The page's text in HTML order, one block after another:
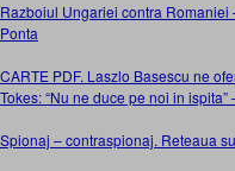
Razboiul Ungariei contra Romaniei
Ponta
CARTE PDF. Laszlo Basescu ne
Tokes: “Nu ne duce pe noi in
Spionaj – contraspionaj. Reteaua